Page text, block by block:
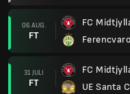
06 AUG.
FT
FC
31 JULI
FT
FC
UE Santa